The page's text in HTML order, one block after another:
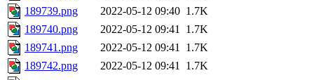
189739.png
2022-05-12 09:40 1.7K
189740.png
2022-05-12 09:41 1.7K
189741.png
2022-05-12 09:41 1.7K
189742.png
2022-05-12 09:41 1.7K